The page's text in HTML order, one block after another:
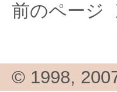
前のページ
© 1998,